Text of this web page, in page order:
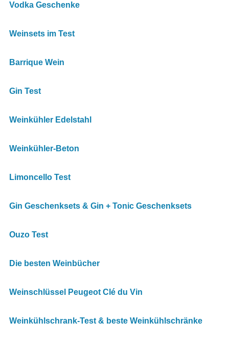
Vodka Geschenke
Weinsets im Test
Barrique Wein
Gin Test
Weinkühler Edelstahl
Weinkühler-Beton
Limoncello Test
Gin Geschenksets & Gin + Tonic Geschenksets
Ouzo Test
Die besten Weinbücher
Weinschlüssel Peugeot Clé du Vin
Weinkühlschrank-Test & beste Weinkühlschränke